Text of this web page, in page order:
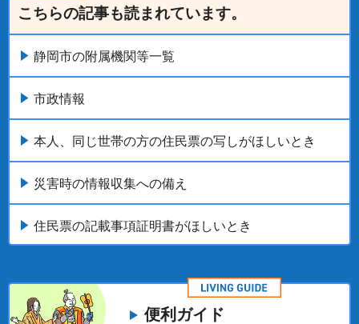
こちらの記事も読まれています。
静岡市の附属機関等一覧
市政情報
本人、同じ世帯の方の住民票の写しがほしいとき
災害時の情報収集への備え
住民票の記載事項証明書がほしいとき
便利ガイド